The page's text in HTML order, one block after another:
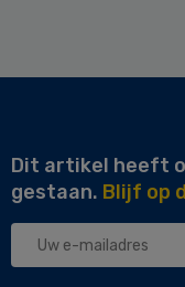
Dit artikel heeft
gestaan. Blijf op
Uw